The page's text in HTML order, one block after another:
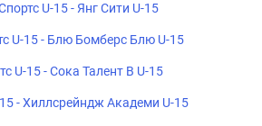
U-15 - Янг Сити U-15
U-15 - Блю Бомберс Блю U-15
U-15 - Сока Талент B U-15
- Хиллсрейндж Академи U-15